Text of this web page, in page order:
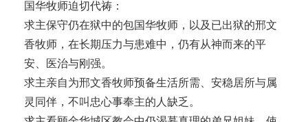
国华牧师迫切代祷：
求主保守仍在狱中的包国华牧师，以及已出狱的邢文
香牧师，在长期压力与患难中，仍有从神而来的平
安、医治与刚强。
求主亲自为邢文香牧师预备生活所需、安稳居所与属
灵同伴，不叫忠心事奉主的人缺乏。